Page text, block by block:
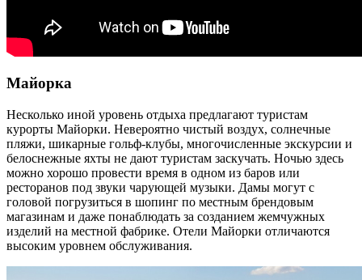
Майорка
Несколько иной уровень отдыха предлагают туристам
курорты Майорки. Невероятно чистый воздух, солнечные
пляжи, шикарные гольф-клубы, многочисленные экскурсии и
белоснежные яхты не дают туристам заскучать. Ночью здесь
можно хорошо провести время в одном из баров или
ресторанов под звуки чарующей музыки. Дамы могут с
головой погрузиться в шопинг по местным брендовым
магазинам и даже понаблюдать за созданием жемчужных
изделий на местной фабрике. Отели Майорки отличаются
высоким уровнем обслуживания.